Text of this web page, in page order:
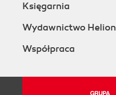
Księgarnia
Wydawnictwo Helion
Współpraca